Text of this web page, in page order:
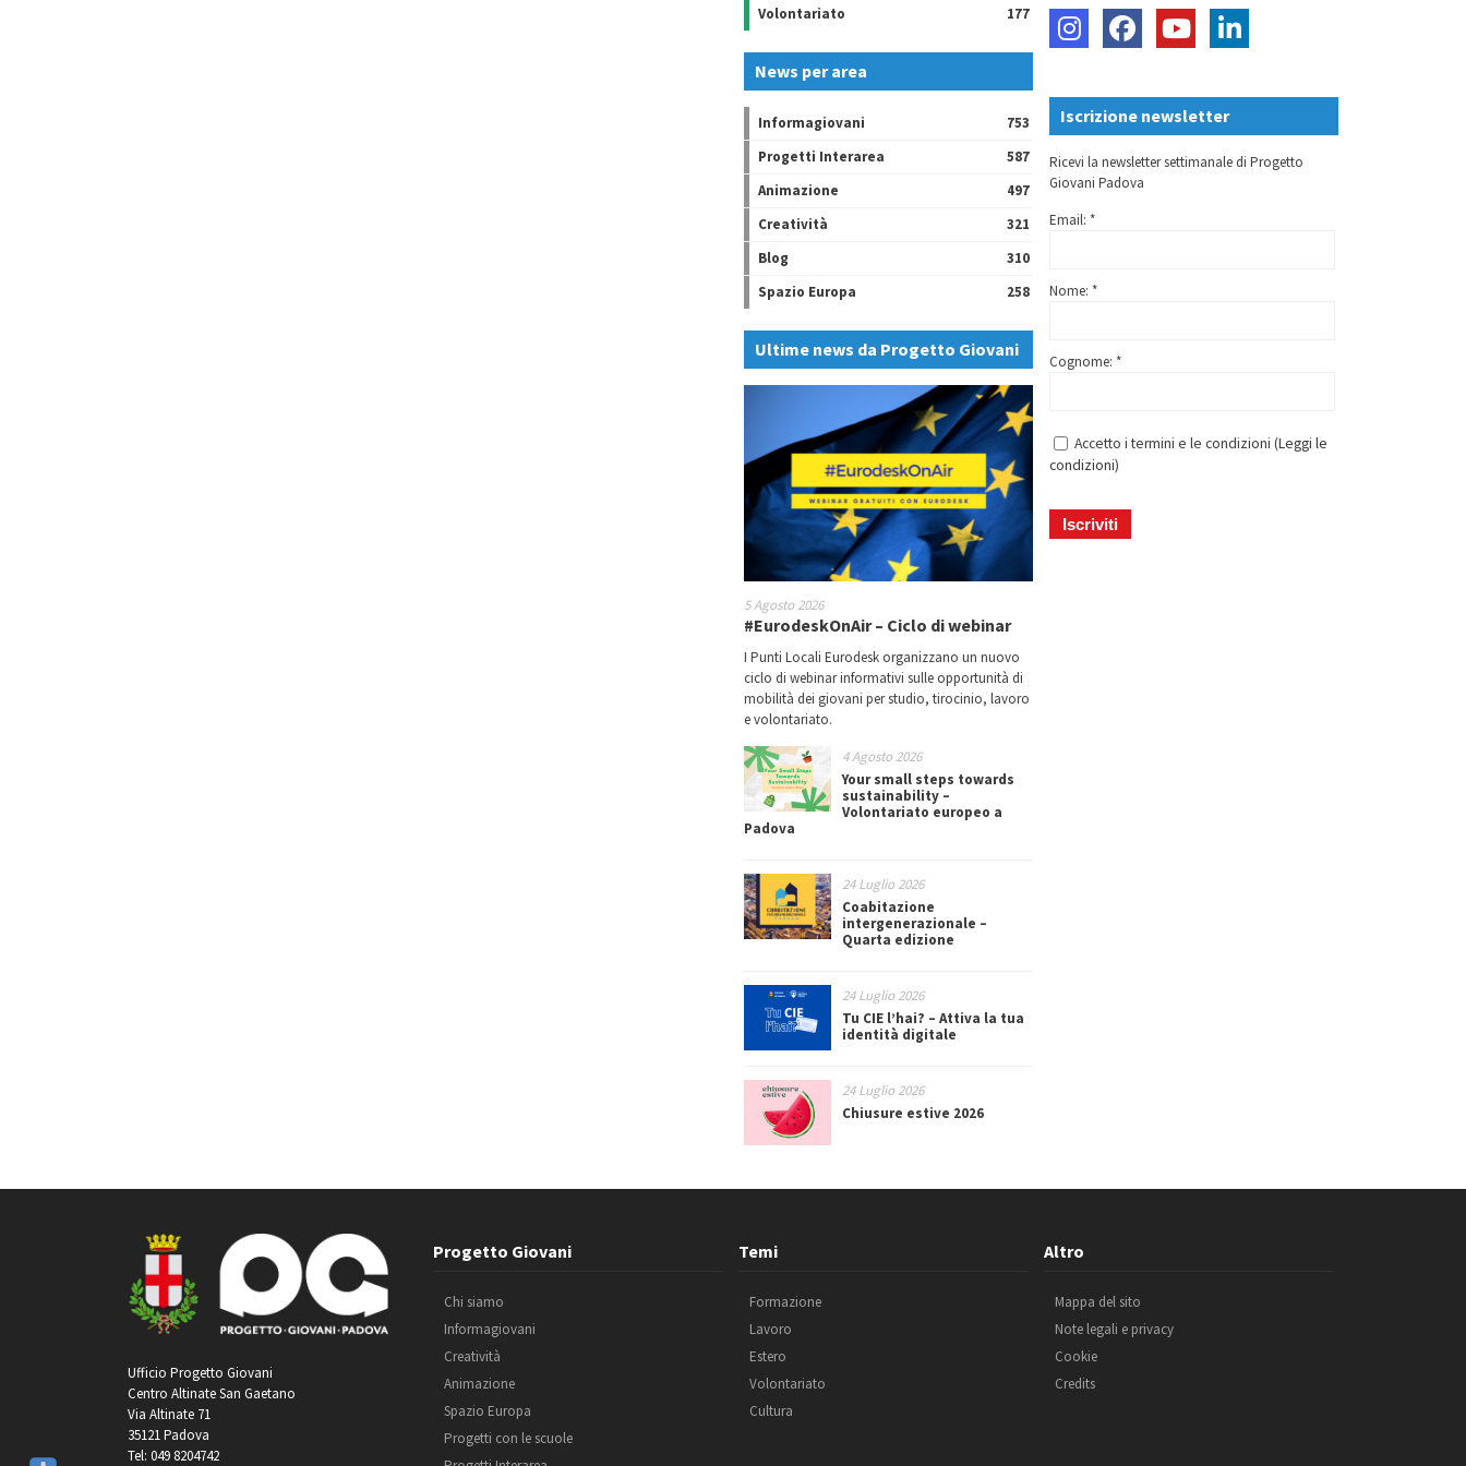
Volontariato
177
News per area
Informagiovani
753
Progetti Interarea
587
Animazione
497
Creatività
321
Blog
310
Spazio Europa
258
Ultime news da Progetto Giovani
5 Agosto 2026
#EurodeskOnAir – Ciclo di webinar
I Punti Locali Eurodesk organizzano un nuovo
ciclo di webinar informativi sulle opportunità di
mobilità dei giovani per studio, tirocinio, lavoro
e volontariato.
4 Agosto 2026
Your small steps towards
sustainability –
Volontariato europeo a
Padova
24 Luglio 2026
Coabitazione
intergenerazionale –
Quarta edizione
24 Luglio 2026
Tu CIE l’hai? – Attiva la tua
identità digitale
24 Luglio 2026
Chiusure estive 2026
Iscrizione newsletter
Ricevi la newsletter settimanale di Progetto
Giovani Padova
Email: *
Nome: *
Cognome: *
Accetto i termini e le condizioni (Leggi le
condizioni)
Ufficio Progetto Giovani
Centro Altinate San Gaetano
Via Altinate 71
35121 Padova
Tel: 049 8204742
Progetto Giovani
Chi siamo
Informagiovani
Creatività
Animazione
Spazio Europa
Progetti con le scuole
Temi
Formazione
Lavoro
Estero
Volontariato
Cultura
Altro
Mappa del sito
Note legali e privacy
Cookie
Credits